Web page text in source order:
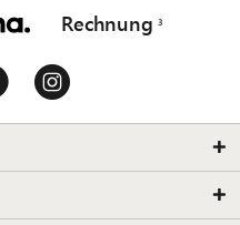
Rechnung